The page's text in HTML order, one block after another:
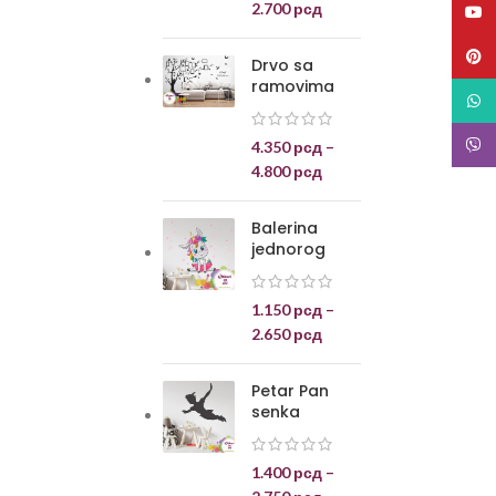
2.700рсд
Drvo sa
ramovima
4.350рсд –
4.800рсд
Balerina
jednorog
1.150рсд –
2.650рсд
Petar Pan
senka
1.400рсд –
Viber